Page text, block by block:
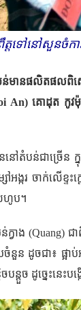
ត្តទៅនៅសួនចំ
មានផលិតផលពិសេ
An) គោដុត​​ កូវ
នៅតំបន់ជាច្រើ
ពីម្សៅអង្ករ ចាក់
ហូប។
ក្វាង (Quang) ជ
ន ដូចជា៖ ផ្អា
បន្តួច ដូច្នេះនេះ